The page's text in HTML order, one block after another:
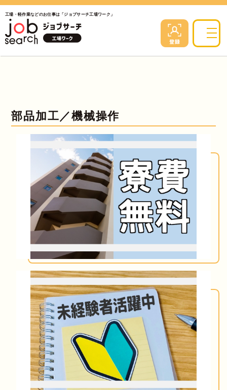
工場・軽作業などのお仕事は「ジョブサーチ工場ワーク」
部品加工／機械操作